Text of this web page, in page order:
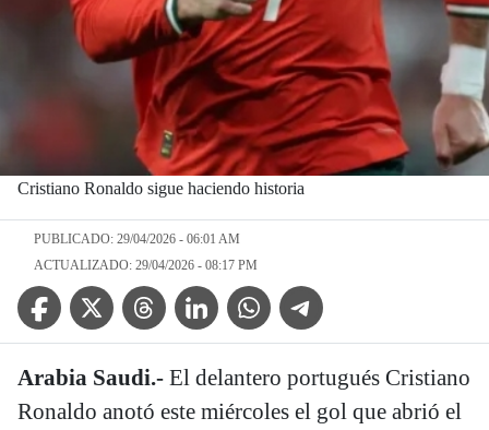
Cristiano Ronaldo sigue haciendo historia
PUBLICADO: 29/04/2026 - 06:01 AM
ACTUALIZADO: 29/04/2026 - 08:17 PM
Facebook IconTwitter IconThreads IconLinkedin IconWhatsApp IconTelegram Icon
Arabia Saudi.- El delantero portugués Cristiano
Ronaldo anotó este miércoles el gol que abrió el